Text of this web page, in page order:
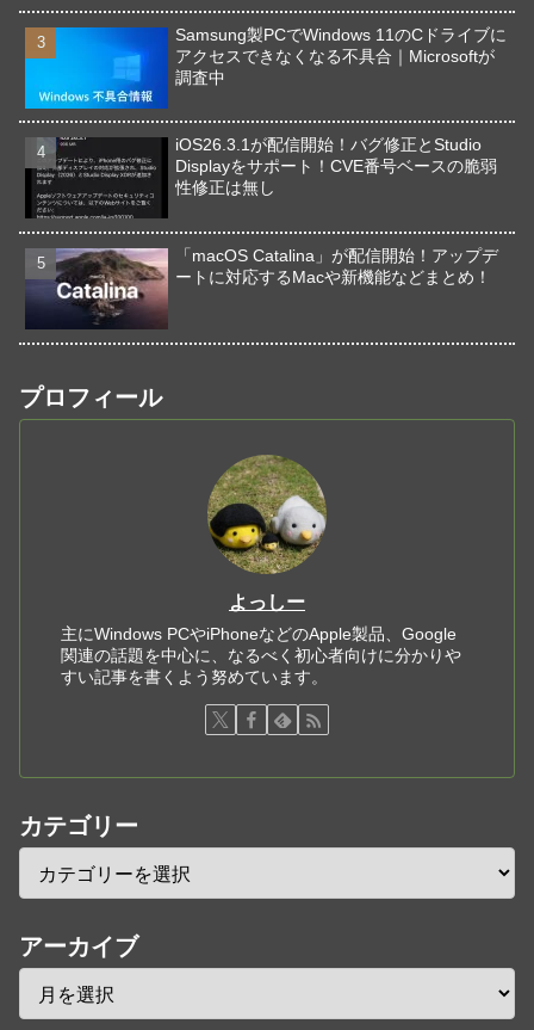
Samsung製PCでWindows 11のCドライブに
アクセスできなくなる不具合｜Microsoftが
調査中
iOS26.3.1が配信開始！バグ修正とStudio
Displayをサポート！CVE番号ベースの脆弱
性修正は無し
「macOS Catalina」が配信開始！アップデ
ートに対応するMacや新機能などまとめ！
プロフィール
よっしー
主にWindows PCやiPhoneなどのApple製品、Google
関連の話題を中心に、なるべく初心者向けに分かりや
すい記事を書くよう努めています。
カテゴリー
アーカイブ